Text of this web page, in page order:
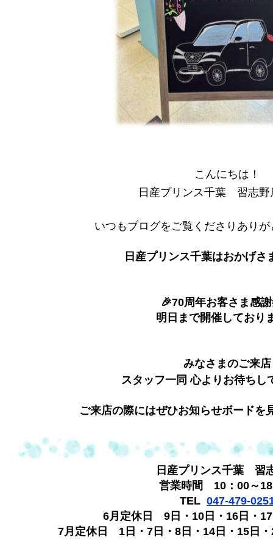
こんにちは！
日産プリンス千葉 習志野
いつもブログをご覧くださりあり
日産プリンス千葉はおかげさ
🎉70周年お客さま感
明日まで開催しており
みなさまのご来店
スタッフ一同 心よりお待ちし
ご来店の際にはぜひお知らせボードを
日産プリンス千葉 習
営業時間 10：00～
TEL 047-479-
6月定休日 9日・10日・16日・
7月定休日 1日・7日・8日・14日・15日